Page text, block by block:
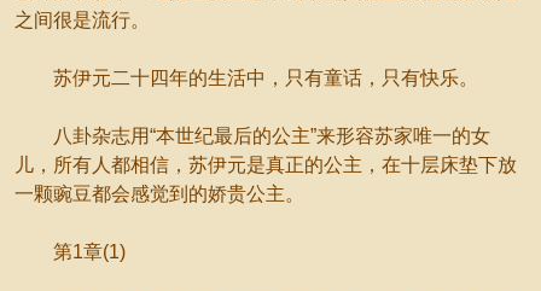
之间很是流行。
苏伊元二十四年的生活中，只有童话，只有快乐。
八卦杂志用“本世纪最后的公主”来形容苏家唯一的女
儿，所有人都相信，苏伊元是真正的公主，在十层床垫下放
一颗豌豆都会感觉到的娇贵公主。
第1章(1)